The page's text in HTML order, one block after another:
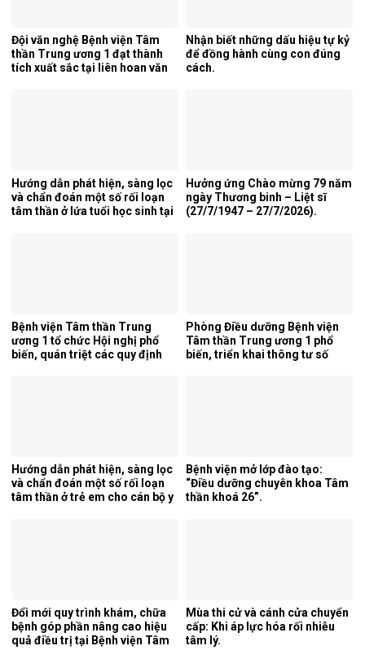
Đội văn nghệ Bệnh viện Tâm
thần Trung ương 1 đạt thành
tích xuất sắc tại liên hoan văn
Nhận biết những dấu hiệu tự kỷ
để đồng hành cùng con đúng
cách.
Hướng dẫn phát hiện, sàng lọc
và chẩn đoán một số rối loạn
tâm thần ở lứa tuổi học sinh tại
Hưởng ứng Chào mừng 79 năm
ngày Thương binh – Liệt sĩ
(27/7/1947 – 27/7/2026).
Bệnh viện Tâm thần Trung
ương 1 tổ chức Hội nghị phổ
biến, quán triệt các quy định
Phòng Điều dưỡng Bệnh viện
Tâm thần Trung ương 1 phổ
biến, triển khai thông tư số
Hướng dẫn phát hiện, sàng lọc
và chẩn đoán một số rối loạn
tâm thần ở trẻ em cho cán bộ y
Bệnh viện mở lớp đào tạo:
“Điều dưỡng chuyên khoa Tâm
thần khoá 26”.
Đổi mới quy trình khám, chữa
bệnh góp phần nâng cao hiệu
quả điều trị tại Bệnh viện Tâm
Mùa thi cử và cánh cửa chuyển
cấp: Khi áp lực hóa rối nhiễu
tâm lý.